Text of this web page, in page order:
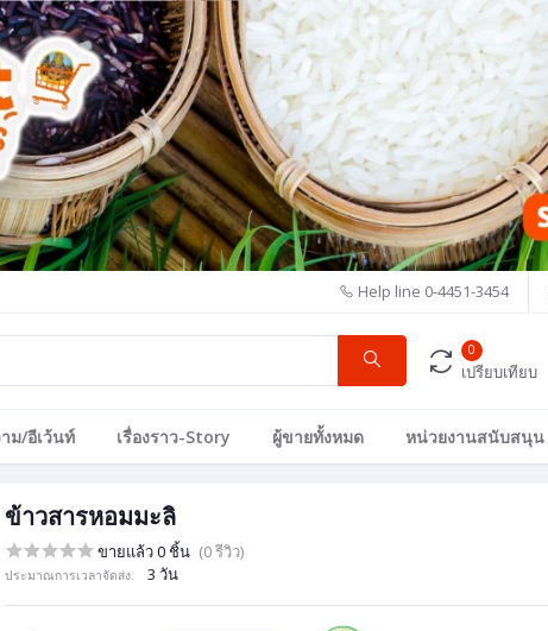
Help line 0-4451-3454
0
เปรียบเทียบ
ม/อีเว้นท์ เรื่องราว-Story ผู้ขายทั้งหมด หน่วยงานสนับสนุน
ข้าวสารหอมมะลิ
ขายแล้ว 0 ชิ้น (0 รีวิว)
ประมาณการเวลาจัดส่ง: 3 วัน